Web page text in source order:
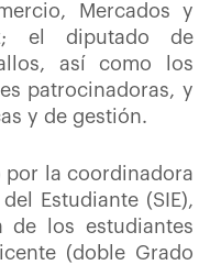
Mercados y
el diputado de
así como los
patrocinadoras, y
y de gestión.
por la coordinadora
Estudiante (SIE),
de los estudiantes
(doble Grado